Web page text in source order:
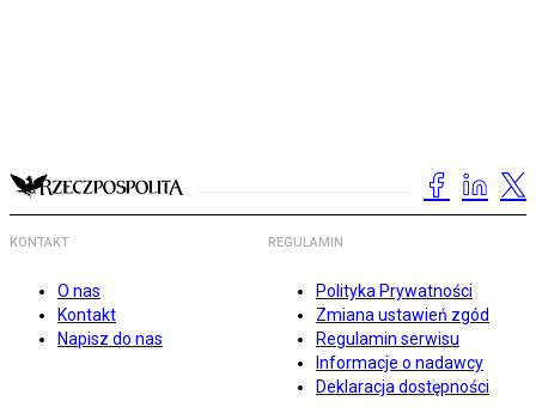
KONTAKT
O nas
Kontakt
Napisz do nas
REGULAMIN
Polityka Prywatności
Zmiana ustawień zgód
Regulamin serwisu
Informacje o nadawcy
Deklaracja dostępności